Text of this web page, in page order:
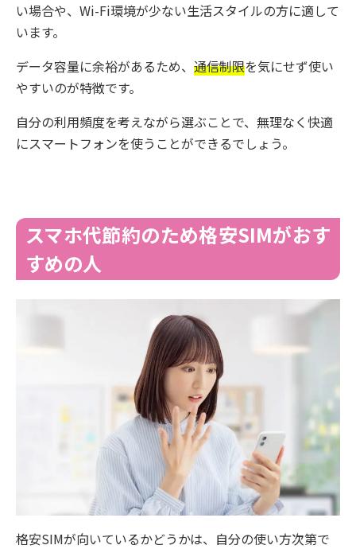
い場合や、Wi-Fi環境が少ない生活スタイルの方に適して
います。
データ容量に余裕があるため、 通信制限を気にせず使い
やすいのが特徴です。
自分の利用頻度を考えながら選ぶことで、無理なく快適
にスマートフォンを使うことができるでしょう。
スマホ代節約のため格安SIMがおす
すめの人
格安SIMが向いているかどうかは、自分の使い方次第で